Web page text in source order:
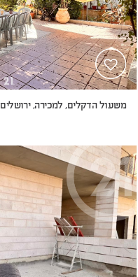
משעול הדקלים, למכירה, ירושלים